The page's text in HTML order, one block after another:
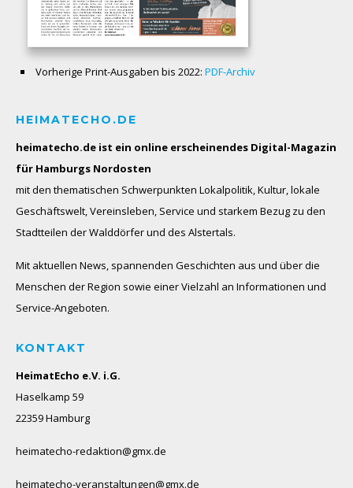
Vorherige Print-Ausgaben bis 2022: PDF-Archiv
HEIMATECHO.DE
heimatecho.de ist ein online erscheinendes Digital-Magazin
für Hamburgs Nordosten
mit den thematischen Schwerpunkten Lokalpolitik, Kultur, lokale
Geschäftswelt, Vereinsleben, Service und starkem Bezug zu den
Stadtteilen der Walddörfer und des Alstertals.
Mit aktuellen News, spannenden Geschichten aus und über die
Menschen der Region sowie einer Vielzahl an Informationen und
Service-Angeboten.
KONTAKT
HeimatEcho e.V. i.G.
Haselkamp 59
22359 Hamburg
heimatecho-redaktion@gmx.de
heimatecho-veranstaltungen@gmx.de